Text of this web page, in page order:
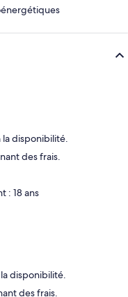
la disponibilité.
des frais.
: 18 ans
disponibilité.
des frais.